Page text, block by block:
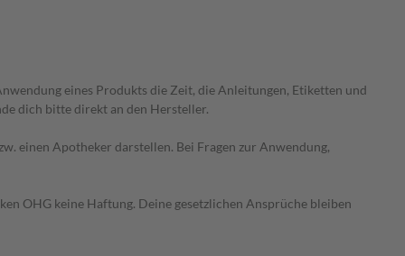
eines Produkts die Zeit, die Anleitungen, Etiketten und
dich bitte direkt an den Hersteller.
einen Apotheker darstellen. Bei Fragen zur Anwendung,
OHG keine Haftung. Deine gesetzlichen Ansprüche bleiben